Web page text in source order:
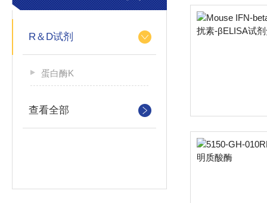
R＆D试剂
蛋白酶K
查看全部